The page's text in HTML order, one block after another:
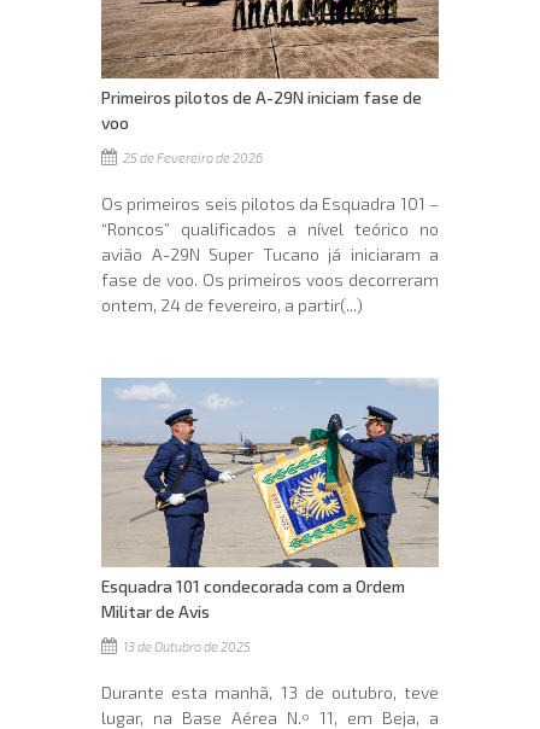
Primeiros pilotos de A-29N iniciam fase de
voo
25 de Fevereiro de 2026
Os primeiros seis pilotos da Esquadra 101 –
“Roncos” qualificados a nível teórico no
avião A-29N Super Tucano já iniciaram a
fase de voo. Os primeiros voos decorreram
ontem, 24 de fevereiro, a partir(...)
Esquadra 101 condecorada com a Ordem
Militar de Avis
13 de Outubro de 2025
Durante esta manhã, 13 de outubro, teve
lugar, na Base Aérea N.º 11, em Beja, a